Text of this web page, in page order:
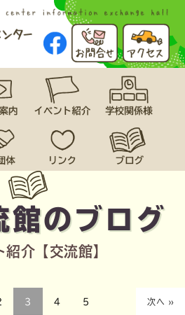
館のブログ
紹介【交流館】
3 4 5 次へ »